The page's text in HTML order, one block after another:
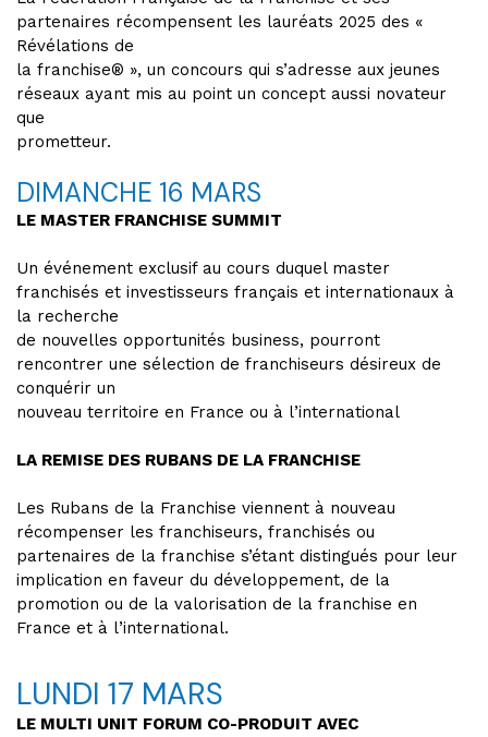
partenaires récompensent les lauréats 2025 des «
Révélations de
la franchise® », un concours qui s’adresse aux jeunes
réseaux ayant mis au point un concept aussi novateur
que
prometteur.
DIMANCHE 16 MARS
LE MASTER FRANCHISE SUMMIT
Un événement exclusif au cours duquel master
franchisés et investisseurs français et internationaux à
la recherche
de nouvelles opportunités business, pourront
rencontrer une sélection de franchiseurs désireux de
conquérir un
nouveau territoire en France ou à l’international
LA REMISE DES RUBANS DE LA FRANCHISE
Les Rubans de la Franchise viennent à nouveau
récompenser les franchiseurs, franchisés ou
partenaires de la franchise s’étant distingués pour leur
implication en faveur du développement, de la
promotion ou de la valorisation de la franchise en
France et à l’international.
LUNDI 17 MARS
LE MULTI UNIT FORUM CO-PRODUIT AVEC